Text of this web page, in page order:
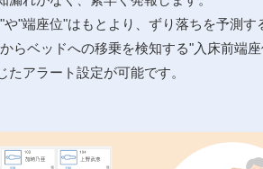
"端座位"はもとより、ずり落ちを予測す
らベッドへの移乗を検知する"入床前端
たアラート設定が可能です。